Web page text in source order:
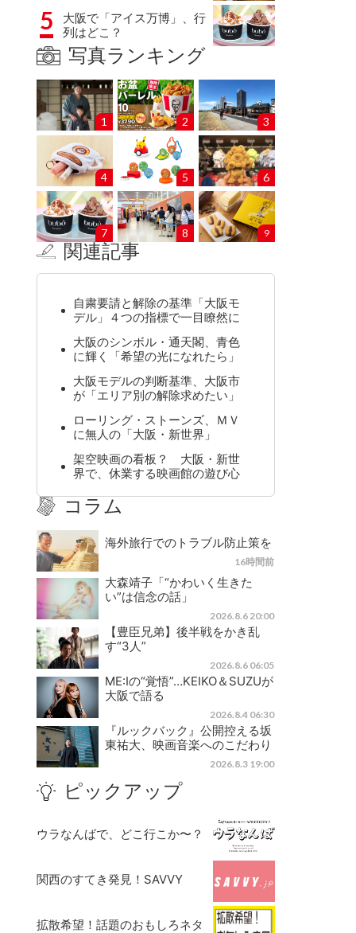
5
大阪で「アイス万博」、行
列はどこ？
写真ランキング
1 2 3
4 5 6
7 8 9
関連記事
自粛要請と解除の基準「大阪モ
デル」４つの指標で一目瞭然に
大阪のシンボル・通天閣、青色
に輝く「希望の光になれたら」
大阪モデルの判断基準、大阪市
が「エリア別の解除求めたい」
ローリング・ストーンズ、ＭＶ
に無人の「大阪・新世界」
架空映画の看板？ 大阪・新世
界で、休業する映画館の遊び心
コラム
海外旅行でのトラブル防止策を
16時間前
大森靖子「“かわいく生きた
い”は信念の話」
2026.8.6 20:00
【豊臣兄弟】後半戦をかき乱
す“3人”
2026.8.6 06:05
ME:Iの“覚悟”…KEIKO＆SUZUが
大阪で語る
2026.8.4 06:30
『ルックバック』公開控える坂
東祐大、映画音楽へのこだわり
2026.8.3 19:00
ピックアップ
ウラなんばで、どこ行こか〜？
関西のすてき発見！SAVVY
拡散希望！話題のおもしろネタ